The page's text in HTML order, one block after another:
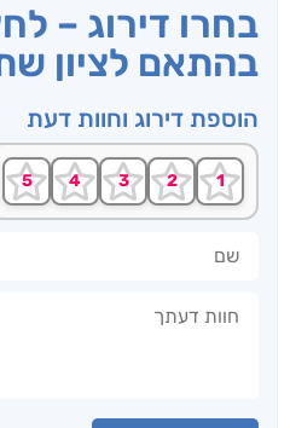
בחרו דירוג –
בהתאם לציון
הוספת דירוג וחוות דעת